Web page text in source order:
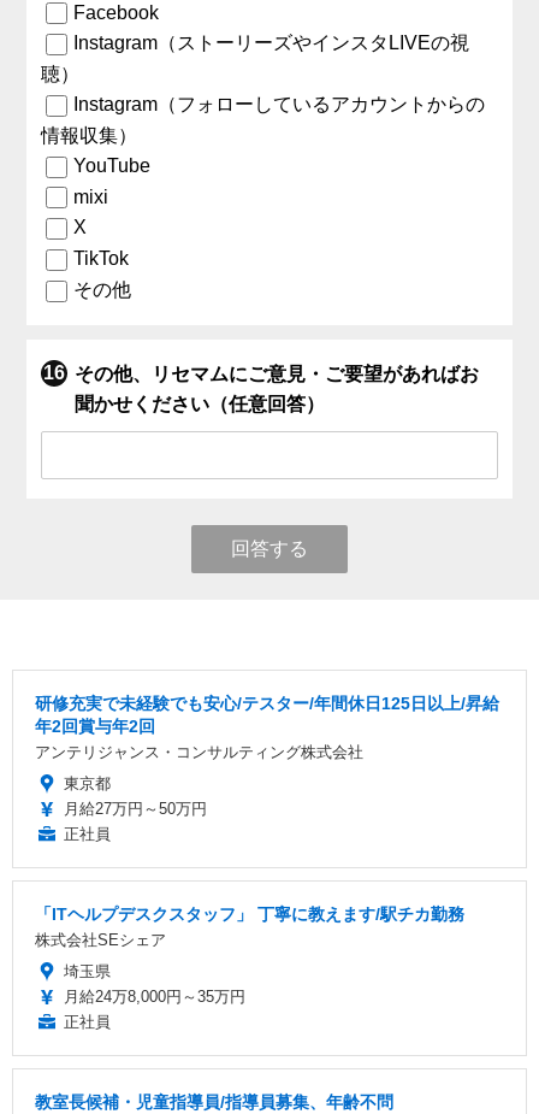
Facebook
Instagram（ストーリーズやインスタLIVEの視
聴）
Instagram（フォローしているアカウントからの
情報収集）
YouTube
mixi
X
TikTok
その他
その他、リセマムにご意見・ご要望があればお
聞かせください（任意回答）
回答する
研修充実で未経験でも安心/テスター/年間休日125日以上/昇給
年2回賞与年2回
アンテリジャンス・コンサルティング株式会社
東京都
月給27万円～50万円
正社員
「ITヘルプデスクスタッフ」 丁寧に教えます/駅チカ勤務
株式会社SEシェア
埼玉県
月給24万8,000円～35万円
正社員
教室長候補・児童指導員/指導員募集、年齢不問